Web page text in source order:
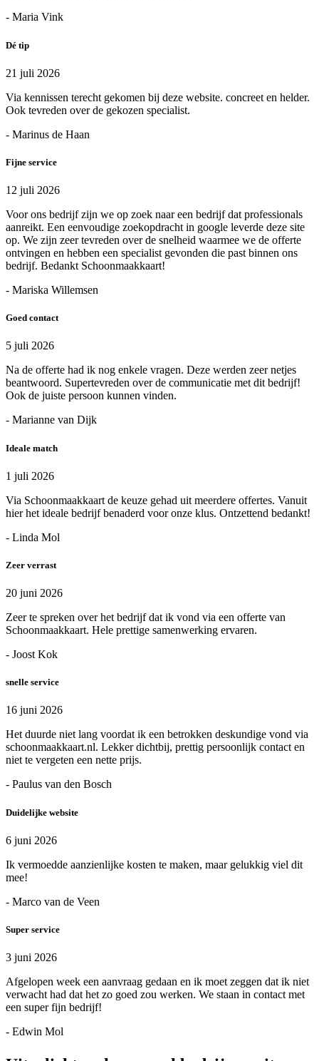
- Maria Vink
Dé tip
21 juli 2026
Via kennissen terecht gekomen bij deze website. concreet en helder.
Ook tevreden over de gekozen specialist.
- Marinus de Haan
Fijne service
12 juli 2026
Voor ons bedrijf zijn we op zoek naar een bedrijf dat professionals
aanreikt. Een eenvoudige zoekopdracht in google leverde deze site
op. We zijn zeer tevreden over de snelheid waarmee we de offerte
ontvingen en hebben een specialist gevonden die past binnen ons
bedrijf. Bedankt Schoonmaakkaart!
- Mariska Willemsen
Goed contact
5 juli 2026
Na de offerte had ik nog enkele vragen. Deze werden zeer netjes
beantwoord. Supertevreden over de communicatie met dit bedrijf!
Ook de juiste persoon kunnen vinden.
- Marianne van Dijk
Ideale match
1 juli 2026
Via Schoonmaakkaart de keuze gehad uit meerdere offertes. Vanuit
hier het ideale bedrijf benaderd voor onze klus. Ontzettend bedankt!
- Linda Mol
Zeer verrast
20 juni 2026
Zeer te spreken over het bedrijf dat ik vond via een offerte van
Schoonmaakkaart. Hele prettige samenwerking ervaren.
- Joost Kok
snelle service
16 juni 2026
Het duurde niet lang voordat ik een betrokken deskundige vond via
schoonmaakkaart.nl. Lekker dichtbij, prettig persoonlijk contact en
niet te vergeten een nette prijs.
- Paulus van den Bosch
Duidelijke website
6 juni 2026
Ik vermoedde aanzienlijke kosten te maken, maar gelukkig viel dit
mee!
- Marco van de Veen
Super service
3 juni 2026
Afgelopen week een aanvraag gedaan en ik moet zeggen dat ik niet
verwacht had dat het zo goed zou werken. We staan in contact met
een super fijn bedrijf!
- Edwin Mol